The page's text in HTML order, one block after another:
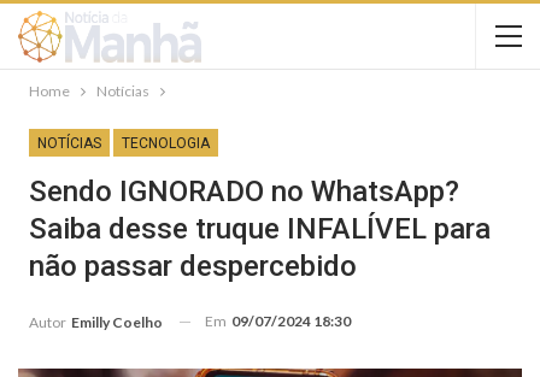
Home Notícias
NOTÍCIAS TECNOLOGIA
Sendo IGNORADO no WhatsApp?
Saiba desse truque INFALÍVEL para
não passar despercebido
Autor Emilly Coelho Em 09/07/2024 18:30